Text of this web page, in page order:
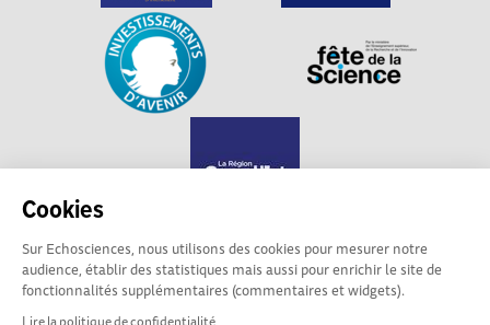
Cookies
Sur Echosciences, nous utilisons des cookies pour mesurer notre
audience, établir des statistiques mais aussi pour enrichir le site de
fonctionnalités supplémentaires (commentaires et widgets).
Echosciences Grand Est est propulsé par
Communicasciences